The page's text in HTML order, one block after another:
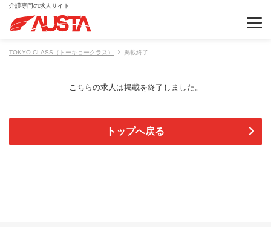
介護専門の求人サイト
TOKYO CLASS（トーキョークラス） 掲載終了
こちらの求人は掲載を終了しました。
トップへ戻る